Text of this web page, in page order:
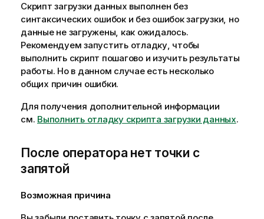
с
к
а
з
к
е
Скрипт загрузки данных выполнен без
синтаксических ошибок и без ошибок загрузки, но
данные не загружены, как ожидалось.
Рекомендуем запустить отладку, чтобы
выполнить скрипт пошагово и изучить результаты
работы. Но в данном случае есть несколько
общих причин ошибки.
Для получения дополнительной информации
см. Выполнить отладку скрипта загрузки данных.
После оператора нет точки с
запятой
Возможная причина